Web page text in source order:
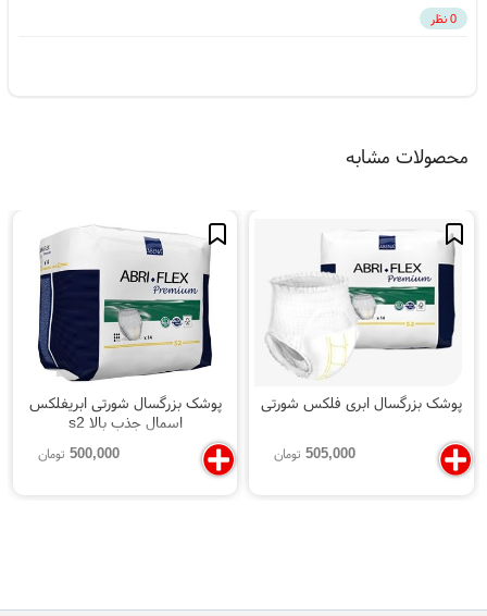
0 نظر
محصولات مشابه
پوشک بزرگسال ابری فلکس شورتی
505,000تومان
پوشک بزرگسال شورتی ابریفلکس
اسمال جذب بالا s2
500,000 تومان